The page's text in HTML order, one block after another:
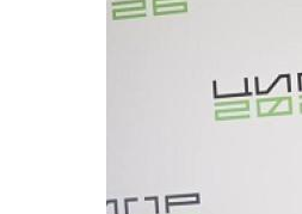
Рынок ПК